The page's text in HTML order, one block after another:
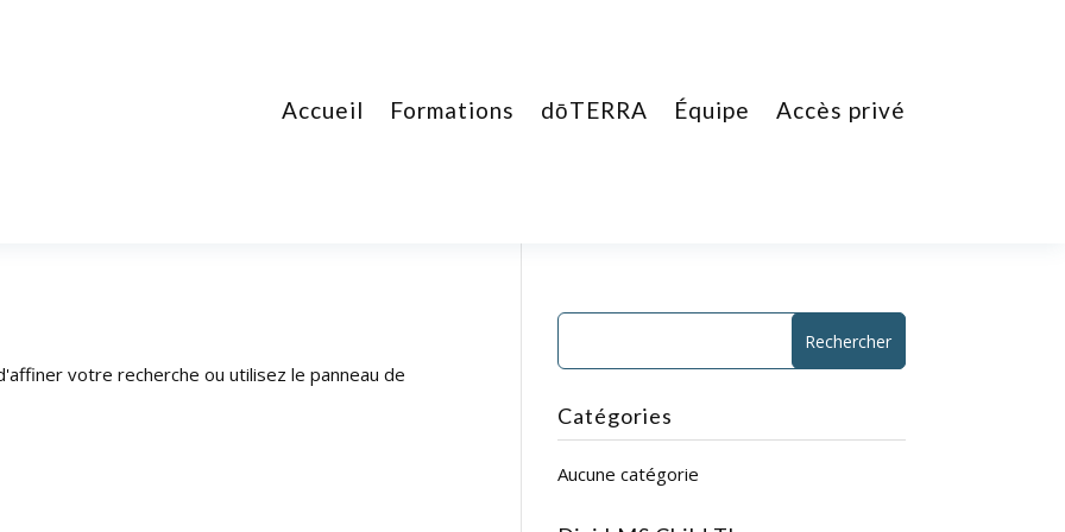
Accueil Formations dōTERRA Équipe Accès privé
votre recherche ou utilisez le panneau de
Catégories
Aucune catégorie